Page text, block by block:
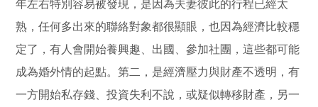
年左右特別容易被發現，是因為夫妻彼此的行程已經太
熟，任何多出來的聯絡對象都很顯眼，也因為經濟比較穩
定了，有人會開始養興趣、出國、參加社團，這些都可能
成為婚外情的起點。第二，是經濟壓力與財產不透明，有
一方開始私存錢、投資失利不說，或疑似轉移財產，另一